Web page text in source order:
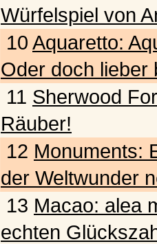
Würfelspiel von
10 Aquaretto:
Oder doch lieber
11 Sherwood
Räuber!
12 Monuments:
der Weltwunder
13 Macao: alea
echten